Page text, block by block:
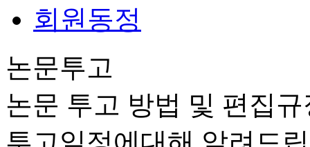
회원동정
논문투고
논문 투고 방법 및 편집규